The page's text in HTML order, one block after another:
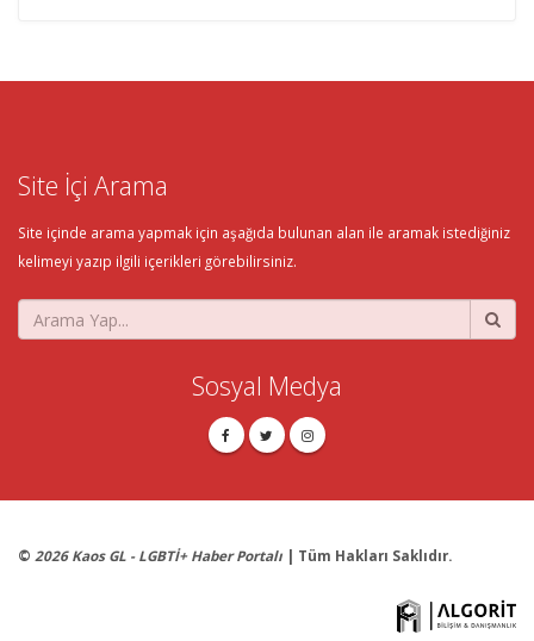
Site İçi Arama
Site içinde arama yapmak için aşağıda bulunan alan ile aramak istediğiniz
kelimeyi yazıp ilgili içerikleri görebilirsiniz.
Sosyal Medya
© 2026 Kaos GL - LGBTİ+ Haber Portalı | Tüm Hakları Saklıdır.